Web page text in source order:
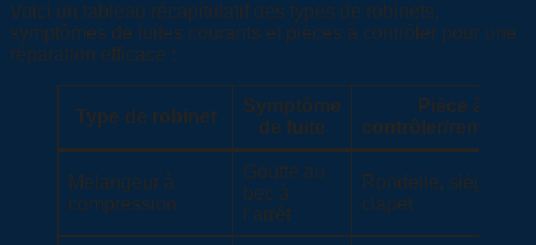
Voici un tableau récapitulatif des types de robinets,
symptômes de fuites courants et pièces à contrôler pour une
réparation efficace :
Type de robinet
Symptôme
de fuite
Pièce à
contrôler/
Mélangeur à
compression
Goutte au
bec à
l’arrêt
Rondelle, siège de
clapet